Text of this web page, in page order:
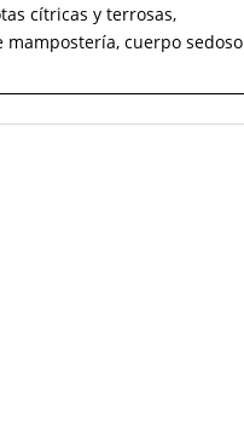
cítricas y terrosas,
mampostería, cuerpo sedoso